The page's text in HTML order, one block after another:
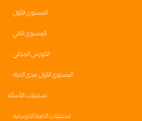
المستوى الأول
المستوى الثاني
الكورس المجاني
المستوى الأول مدى الحياه
تسجيلات الأسئلة
تسجيلات الصبة الخرسانية